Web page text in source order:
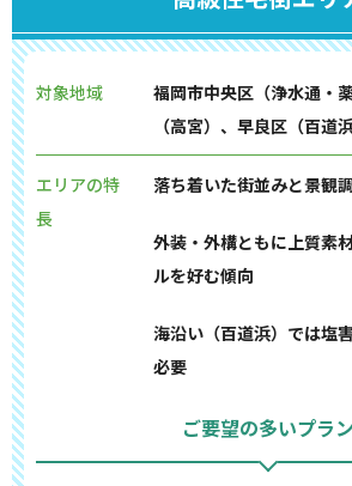
対象地域
福岡市中央区（浄水通・
（高宮）、早良区（百道
エリアの特
長
落ち着いた街並みと景観
外装・外構ともに上質素
ルを好む傾向
海沿い（百道浜）では塩
必要
ご要望の多いプラン